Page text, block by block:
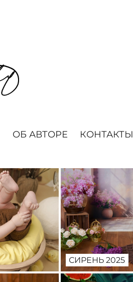
ОБ АВТОРЕ КОНТАКТЫ
СИРЕНЬ 2025